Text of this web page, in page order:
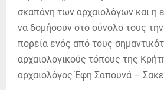
σκαπάνη των αρχαιολόγων και η
να δομήσουν στο σύνολο τους την
πορεία ενός από τους
αρχαιολογικούς τόπους της
αρχαιολόγος Έφη Σαπουνά –